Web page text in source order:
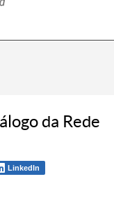
da Rede
LinkedIn